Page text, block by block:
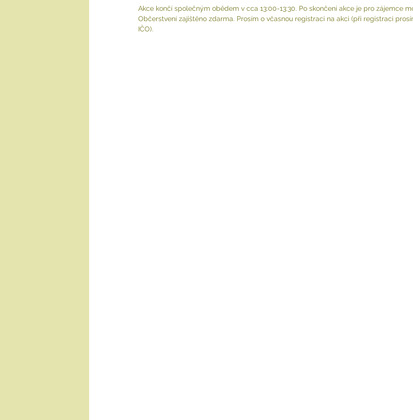
Akce končí společným obědem v cca 13:00-13:30. Po skončení akce je pro zájemce
Občerstvení zajištěno zdarma. Prosím o včasnou registraci na akci (při registraci
IČO).